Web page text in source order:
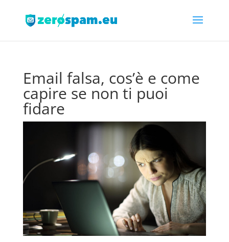
Email falsa, cos’è e come
capire se non ti puoi
fidare